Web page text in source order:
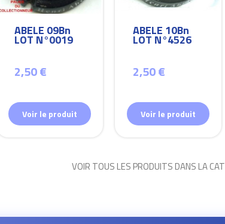
ABELE 09Bn
LOT N°0019
2,50 €
Voir le produit
ABELE 10Bn
LOT N°4526
2,50 €
Voir le produit
VOIR TOUS LES PRODUITS DANS LA